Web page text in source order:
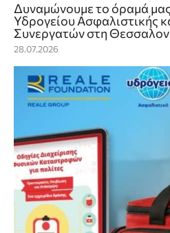
Δυναμώνουμε το όραμά
Υδρογείου Ασφαλιστικής
Συνεργατών στη
28.07.2026